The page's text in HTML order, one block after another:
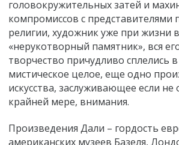
головокружительных затей и
компромиссов с представителями
религии, художник уже при жизни
«нерукотворный памятник», вся
творчество причудливо сплелись
мистическое целое, еще одно
искусства, заслуживающее если не
крайней мере, внимания.
Произведения Дали – гордость
американских музеев Базеля,